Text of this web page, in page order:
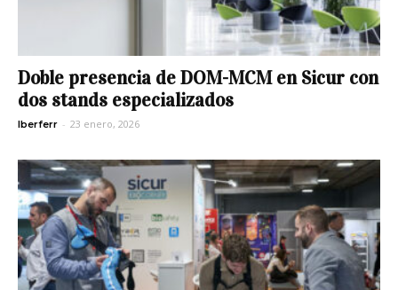
Doble presencia de DOM-MCM en Sicur con
dos stands especializados
Iberferr - 23 enero, 2026